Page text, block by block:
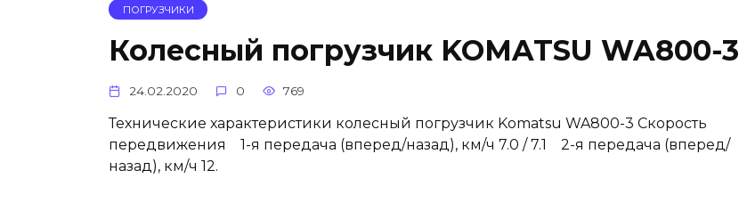
ПОГРУЗЧИКИ
Колесный погрузчик KOMATSU WA800-3
24.02.2020 0 769
Технические характеристики колесный погрузчик Komatsu WA800-3 Скорость
передвижения 1-я передача (вперед/назад), км/ч 7.0 / 7.1 2-я передача (вперед/
назад), км/ч 12.